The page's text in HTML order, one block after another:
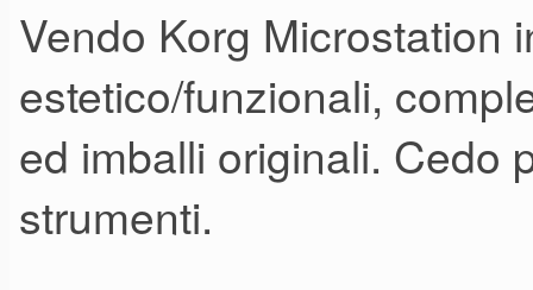
Vendo Korg Microstation
estetico/funzionali,
ed imballi originali. Cedo
strumenti.